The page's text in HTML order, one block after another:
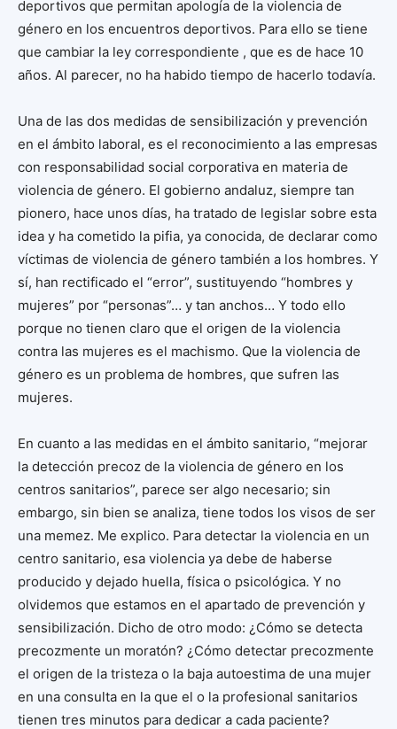
deportivos que permitan apología de la violencia de
género en los encuentros deportivos. Para ello se tiene
que cambiar la ley correspondiente , que es de hace 10
años. Al parecer, no ha habido tiempo de hacerlo todavía.
Una de las dos medidas de sensibilización y prevención
en el ámbito laboral, es el reconocimiento a las empresas
con responsabilidad social corporativa en materia de
violencia de género. El gobierno andaluz, siempre tan
pionero, hace unos días, ha tratado de legislar sobre esta
idea y ha cometido la pifia, ya conocida, de declarar como
víctimas de violencia de género también a los hombres. Y
sí, han rectificado el “error”, sustituyendo “hombres y
mujeres” por “personas”… y tan anchos… Y todo ello
porque no tienen claro que el origen de la violencia
contra las mujeres es el machismo. Que la violencia de
género es un problema de hombres, que sufren las
mujeres.
En cuanto a las medidas en el ámbito sanitario, “mejorar
la detección precoz de la violencia de género en los
centros sanitarios”, parece ser algo necesario; sin
embargo, sin bien se analiza, tiene todos los visos de ser
una memez. Me explico. Para detectar la violencia en un
centro sanitario, esa violencia ya debe de haberse
producido y dejado huella, física o psicológica. Y no
olvidemos que estamos en el apartado de prevención y
sensibilización. Dicho de otro modo: ¿Cómo se detecta
precozmente un moratón? ¿Cómo detectar precozmente
el origen de la tristeza o la baja autoestima de una mujer
en una consulta en la que el o la profesional sanitarios
tienen tres minutos para dedicar a cada paciente?